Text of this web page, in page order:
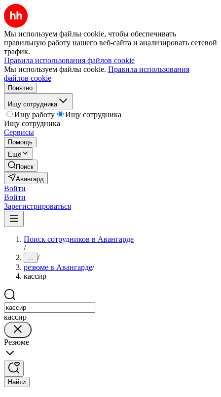
Мы используем файлы cookie, чтобы обеспечивать
правильную работу нашего веб-сайта и анализировать сетевой
трафик.
Правила использования файлов cookie
Мы используем файлы cookie. Правила использования
файлов cookie
Понятно
Ищу сотрудника
Ищу работу
Ищу сотрудника
Ищу сотрудника
Сервисы
Помощь
Ещё
Поиск
Авангард
Войти
Войти
Зарегистрироваться
Поиск сотрудников в Авангарде
/
... /
резюме в Авангарде/
кассир
кассир
Резюме
Найти